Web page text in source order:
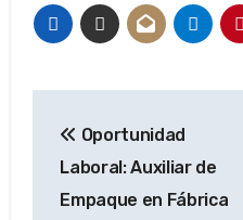
de
entradas
Oportunidad
Laboral: Auxiliar de
Empaque en Fábrica